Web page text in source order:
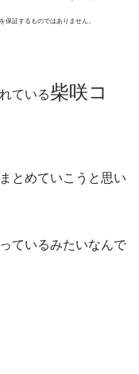
保証するものではありません。
ている柴咲コ
とめていこうと思い
ているみたいなんで